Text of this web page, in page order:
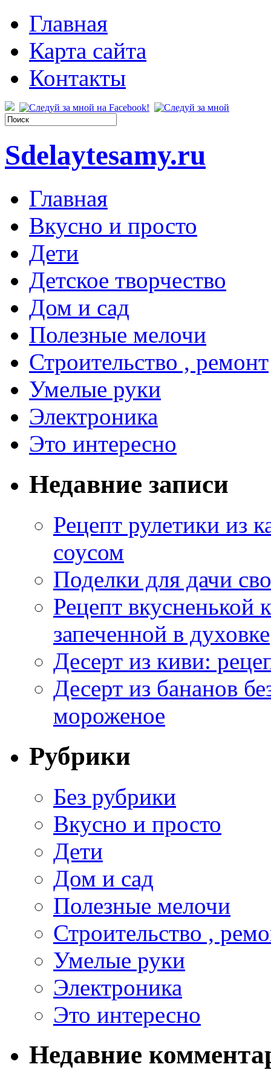
Главная
Карта сайта
Контакты
Sdelaytesamy.ru
Главная
Вкусно и просто
Дети
Детское творчество
Дом и сад
Полезные мелочи
Строительство , ремонт
Умелые руки
Электроника
Это интересно
Недавние записи
Рецепт рулетики из
соусом
Поделки для дачи
Рецепт
запеченной в духовке
Десерт из киви:
Десерт из бананов
мороженое
Рубрики
Без рубрики
Вкусно и просто
Дети
Дом и сад
Полезные мелочи
Строительство ,
Умелые руки
Электроника
Это интересно
Недавние